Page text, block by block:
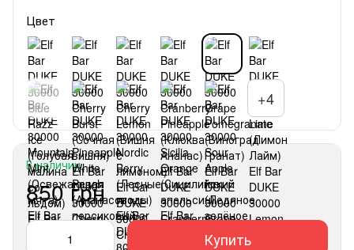
Цвет
+4
В наличии
850 грн
Купить